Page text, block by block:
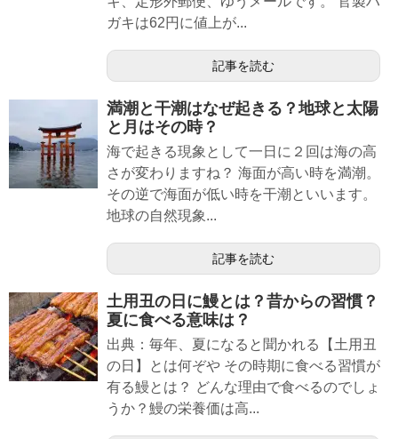
ガキは62円に値上が...
記事を読む
満潮と干潮はなぜ起きる？地球と太陽
と月はその時？
海で起きる現象として一日に２回は海の高
さが変わりますね？ 海面が高い時を満潮。
その逆で海面が低い時を干潮といいます。
地球の自然現象...
記事を読む
土用丑の日に鰻とは？昔からの習慣？
夏に食べる意味は？
出典：毎年、夏になると聞かれる【土用丑
の日】とは何ぞや その時期に食べる習慣が
有る鰻とは？ どんな理由で食べるのでしょ
うか？鰻の栄養価は高...